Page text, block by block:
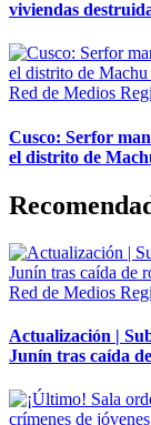
viviendas
Red de Medios
Cusco: Serfor
el distrito de
Red de Medios
Actualización |
Junín tras caída